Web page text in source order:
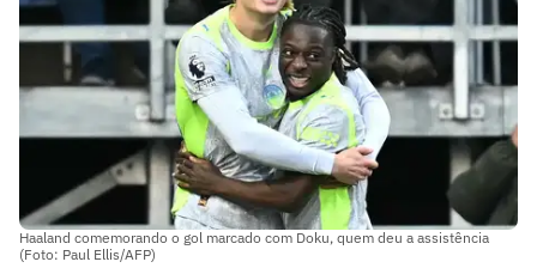
Haaland comemorando o gol marcado com Doku, quem deu a assistência
(Foto: Paul Ellis/AFP)